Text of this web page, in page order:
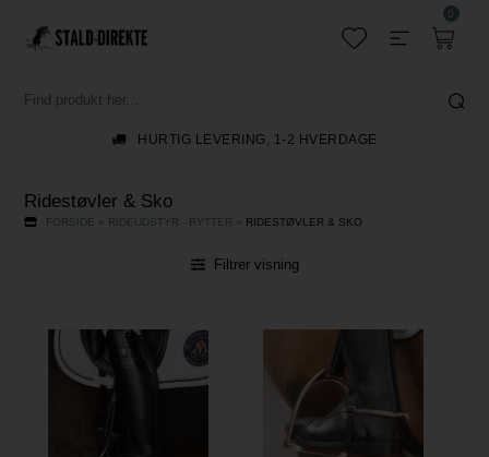
0
HURTIG LEVERING, 1-2 HVERDAGE
Ridestøvler & Sko
FORSIDE » RIDEUDSTYR - RYTTER » RIDESTØVLER & SKO
Filtrer visning